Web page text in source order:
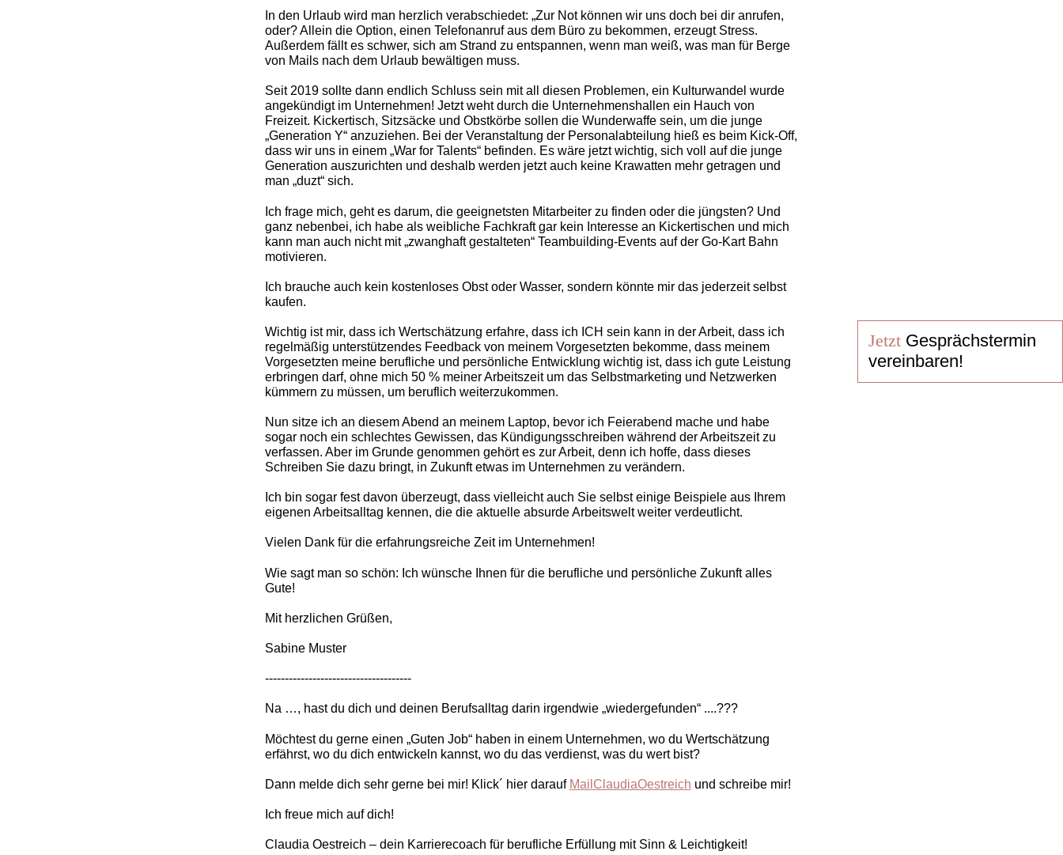
In den Urlaub wird man herzlich verabschiedet: „Zur Not können wir uns doch bei dir anrufen,
oder? Allein die Option, einen Telefonanruf aus dem Büro zu bekommen, erzeugt Stress.
Außerdem fällt es schwer, sich am Strand zu entspannen, wenn man weiß, was man für Berge
von Mails nach dem Urlaub bewältigen muss.
Seit 2019 sollte dann endlich Schluss sein mit all diesen Problemen, ein Kulturwandel wurde
angekündigt im Unternehmen! Jetzt weht durch die Unternehmenshallen ein Hauch von
Freizeit. Kickertisch, Sitzsäcke und Obstkörbe sollen die Wunderwaffe sein, um die junge
„Generation Y“ anzuziehen. Bei der Veranstaltung der Personalabteilung hieß es beim Kick-Off,
dass wir uns in einem „War for Talents“ befinden. Es wäre jetzt wichtig, sich voll auf die junge
Generation auszurichten und deshalb werden jetzt auch keine Krawatten mehr getragen und
man „duzt“ sich.
Ich frage mich, geht es darum, die geeignetsten Mitarbeiter zu finden oder die jüngsten? Und
ganz nebenbei, ich habe als weibliche Fachkraft gar kein Interesse an Kickertischen und mich
kann man auch nicht mit „zwanghaft gestalteten“ Teambuilding-Events auf der Go-Kart Bahn
motivieren.
Ich brauche auch kein kostenloses Obst oder Wasser, sondern könnte mir das jederzeit selbst
kaufen.
Wichtig ist mir, dass ich Wertschätzung erfahre, dass ich ICH sein kann in der Arbeit, dass ich
regelmäßig unterstützendes Feedback von meinem Vorgesetzten bekomme, dass meinem
Vorgesetzten meine berufliche und persönliche Entwicklung wichtig ist, dass ich gute Leistung
erbringen darf, ohne mich 50 % meiner Arbeitszeit um das Selbstmarketing und Netzwerken
kümmern zu müssen, um beruflich weiterzukommen.
Nun sitze ich an diesem Abend an meinem Laptop, bevor ich Feierabend mache und habe
sogar noch ein schlechtes Gewissen, das Kündigungsschreiben während der Arbeitszeit zu
verfassen. Aber im Grunde genommen gehört es zur Arbeit, denn ich hoffe, dass dieses
Schreiben Sie dazu bringt, in Zukunft etwas im Unternehmen zu verändern.
Ich bin sogar fest davon überzeugt, dass vielleicht auch Sie selbst einige Beispiele aus Ihrem
eigenen Arbeitsalltag kennen, die die aktuelle absurde Arbeitswelt weiter verdeutlicht.
Vielen Dank für die erfahrungsreiche Zeit im Unternehmen!
Wie sagt man so schön: Ich wünsche Ihnen für die berufliche und persönliche Zukunft alles
Gute!
Mit herzlichen Grüßen,
Sabine Muster
­­­­­­­-------------------------------------
Na …, hast du dich und deinen Berufsalltag darin irgendwie „wiedergefunden“ ....???
Möchtest du gerne einen „Guten Job“ haben in einem Unternehmen, wo du Wertschätzung
erfährst, wo du dich entwickeln kannst, wo du das verdienst, was du wert bist?
Dann melde dich sehr gerne bei mir! Klick´ hier darauf MailClaudiaOestreich und schreibe mir!
Ich freue mich auf dich!
Claudia Oestreich – dein Karrierecoach für berufliche Erfüllung mit Sinn & Leichtigkeit!
JetztGesprächstermin
vereinbaren!